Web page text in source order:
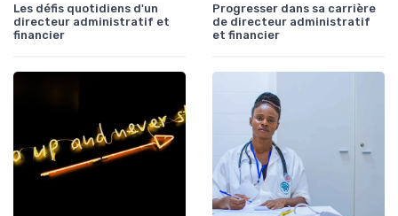
Les défis quotidiens d'un
directeur administratif et
financier
Progresser dans sa carrière
de directeur administratif
et financier